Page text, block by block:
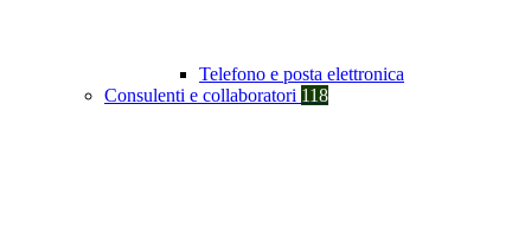
Telefono e posta elettronica
Consulenti e collaboratori 118